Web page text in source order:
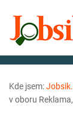
Kde jsem:
v oboru